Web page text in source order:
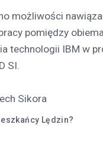
możliwości
pomiędzy
technologii IBM w
SI.
Sikora
Lędzin?